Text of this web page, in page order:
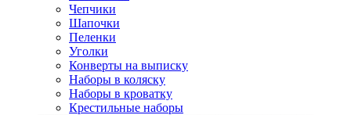
Чепчики
Шапочки
Пеленки
Уголки
Конверты на выписку
Наборы в коляску
Наборы в кроватку
Крестильные наборы